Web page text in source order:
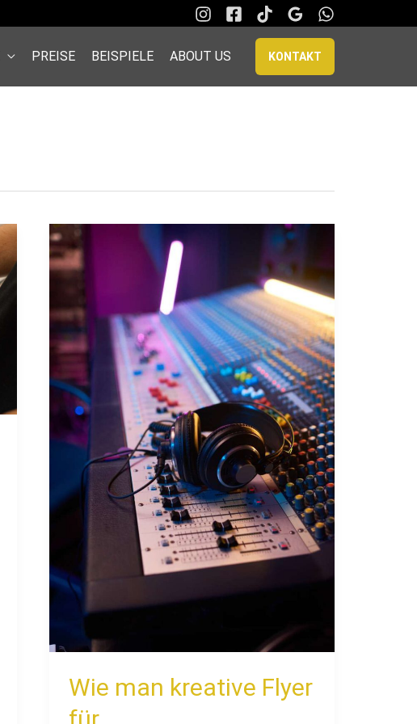
PREISE BEISPIELE ABOUT US KONTAKT
Wie man kreative Flyer
Wie
man
Flyer
für
Musikveranstaltungen
gestaltet